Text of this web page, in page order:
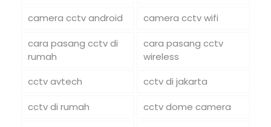
camera cctv android
camera cctv wifi
cara pasang cctv di
rumah
cara pasang cctv
wireless
cctv avtech
cctv di jakarta
cctv di rumah
cctv dome camera